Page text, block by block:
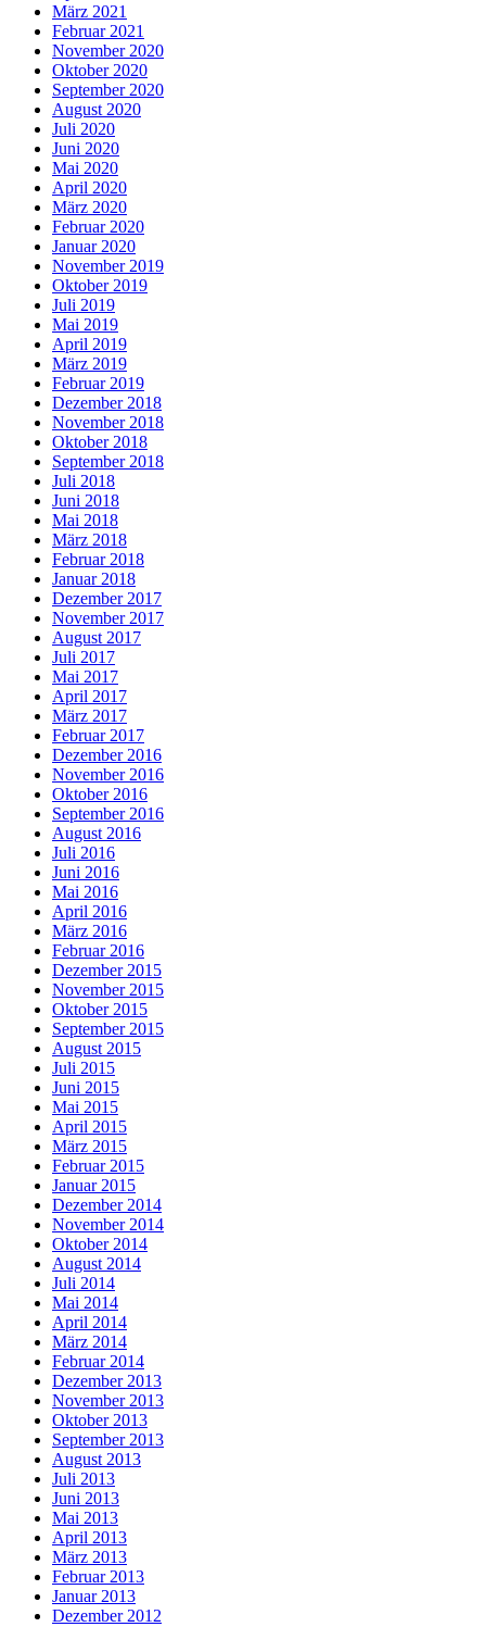
März 2021
Februar 2021
November 2020
Oktober 2020
September 2020
August 2020
Juli 2020
Juni 2020
Mai 2020
April 2020
März 2020
Februar 2020
Januar 2020
November 2019
Oktober 2019
Juli 2019
Mai 2019
April 2019
März 2019
Februar 2019
Dezember 2018
November 2018
Oktober 2018
September 2018
Juli 2018
Juni 2018
Mai 2018
März 2018
Februar 2018
Januar 2018
Dezember 2017
November 2017
August 2017
Juli 2017
Mai 2017
April 2017
März 2017
Februar 2017
Dezember 2016
November 2016
Oktober 2016
September 2016
August 2016
Juli 2016
Juni 2016
Mai 2016
April 2016
März 2016
Februar 2016
Dezember 2015
November 2015
Oktober 2015
September 2015
August 2015
Juli 2015
Juni 2015
Mai 2015
April 2015
März 2015
Februar 2015
Januar 2015
Dezember 2014
November 2014
Oktober 2014
August 2014
Juli 2014
Mai 2014
April 2014
März 2014
Februar 2014
Dezember 2013
November 2013
Oktober 2013
September 2013
August 2013
Juli 2013
Juni 2013
Mai 2013
April 2013
März 2013
Februar 2013
Januar 2013
Dezember 2012